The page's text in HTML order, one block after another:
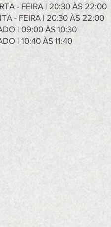
- FEIRA | 20:30 ÀS 22:00
- FEIRA | 20:30 ÀS 22:00
| 09:00 ÀS 10:30
| 10:40 ÀS 11:40